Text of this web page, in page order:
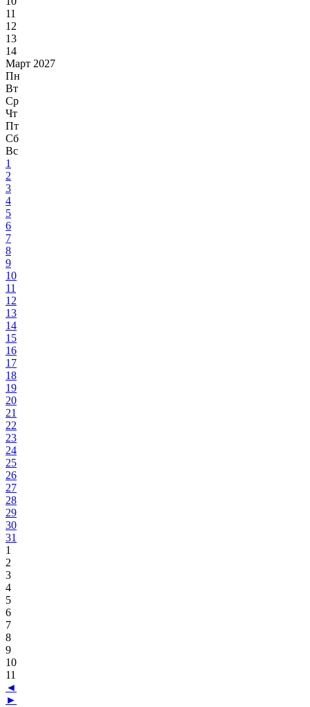
11
12
13
14
Март 2027
Пн
Вт
Ср
Чт
Пт
Сб
Вс
1
2
3
4
5
6
7
8
9
10
11
12
13
14
15
16
17
18
19
20
21
22
23
24
25
26
27
28
29
30
31
1
2
3
4
5
6
7
8
9
10
11
◄
►